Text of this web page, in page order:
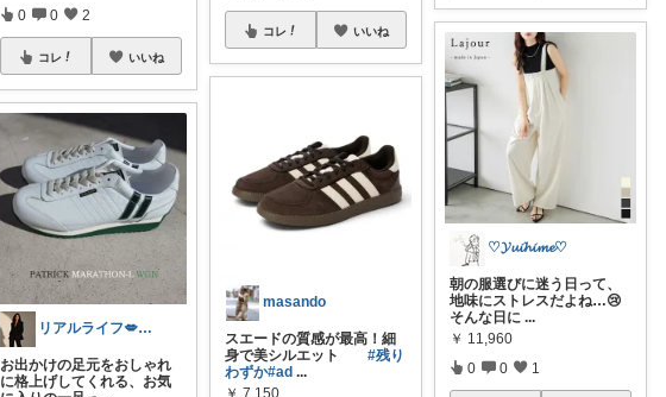
0 0 2
コレ いいね
リアルライフ💋✨✨✨
お出かけの足元をおしゃれ
に格上げしてくれる、お気
コレ いいね
masando
スエードの質感が最高！細
身で美シルエット#残り
わずか#ad ...
￥ 7,150
♡𝓨𝓾𝓲𝓱𝓲𝓶𝓮♡
朝の服選びに迷う日って、
地味にストレスだよね…😢
そんな日に ...
￥ 11,960
0 0 1